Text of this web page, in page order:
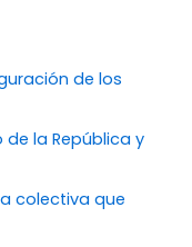
de los
de la República y
colectiva que